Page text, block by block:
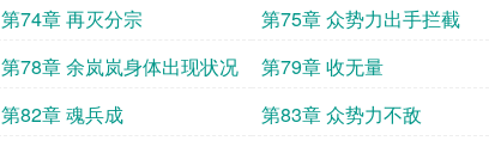
第74章 再灭分宗 第75章 众势力出手拦截
第78章 余岚岚身体出现状况 第79章 收无量
第82章 魂兵成 第83章 众势力不敌